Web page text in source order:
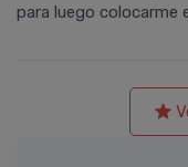
para luego colocarme